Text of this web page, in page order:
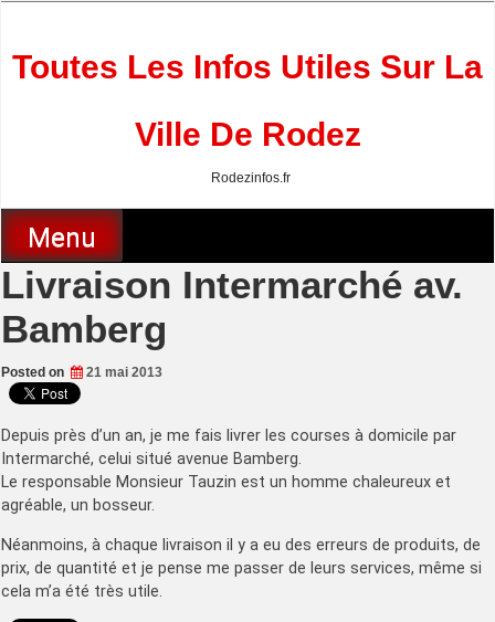
Toutes Les Infos Utiles Sur La
Ville De Rodez
Rodezinfos.fr
Menu
Livraison Intermarché av.
Bamberg
Posted on 21 mai 2013
Depuis près d’un an, je me fais livrer les courses à domicile par
Intermarché, celui situé avenue Bamberg.
Le responsable Monsieur Tauzin est un homme chaleureux et
agréable, un bosseur.
Néanmoins, à chaque livraison il y a eu des erreurs de produits, de
prix, de quantité et je pense me passer de leurs services, même si
cela m’a été très utile.